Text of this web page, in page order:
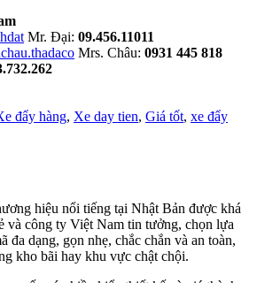
Mr. Đại: 09.456.11011
Mrs. Châu: 0931 445 818
đẩy hàng, Xe day tien, Giá tốt, xe đẩy
hiệu nổi tiếng tại Nhật Bản được khá
và công ty Việt Nam tin tưởng, chọn lựa
đa dạng, gọn nhẹ, chắc chắn và an toàn,
kho bãi hay khu vực chật chội.